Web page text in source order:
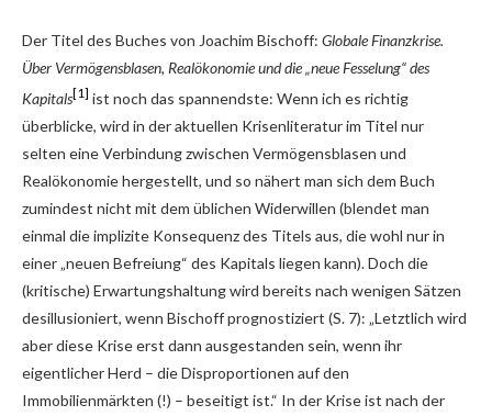
Der Titel des Buches von Joachim Bischoff: Globale Finanzkrise.
Über Vermögensblasen, Realökonomie und die „neue Fesselung“ des
Kapitals[1] ist noch das spannendste: Wenn ich es richtig
überblicke, wird in der aktuellen Krisenliteratur im Titel nur
selten eine Verbindung zwischen Vermögensblasen und
Realökonomie hergestellt, und so nähert man sich dem Buch
zumindest nicht mit dem üblichen Widerwillen (blendet man
einmal die implizite Konsequenz des Titels aus, die wohl nur in
einer „neuen Befreiung“ des Kapitals liegen kann). Doch die
(kritische) Erwartungshaltung wird bereits nach wenigen Sätzen
desillusioniert, wenn Bischoff prognostiziert (S. 7): „Letztlich wird
aber diese Krise erst dann ausgestanden sein, wenn ihr
eigentlicher Herd – die Disproportionen auf den
Immobilienmärkten (!) – beseitigt ist.“ In der Krise ist nach der